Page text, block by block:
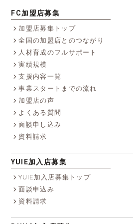
FC加盟店募集
加盟店募集トップ
全国の加盟店とのつながり
人材育成のフルサポート
実績規模
支援内容一覧
事業スタートまでの流れ
加盟店の声
よくある質問
面談申し込み
資料請求
YUIE加入店募集
YUIE加入店募集トップ
面談申込み
資料請求